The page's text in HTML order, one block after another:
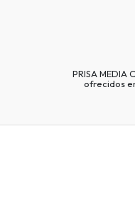
PRISA
ofrecidos